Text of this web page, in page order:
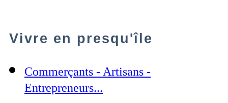
Vivre en presqu'île
Commerçants - Artisans -
Entrepreneurs...